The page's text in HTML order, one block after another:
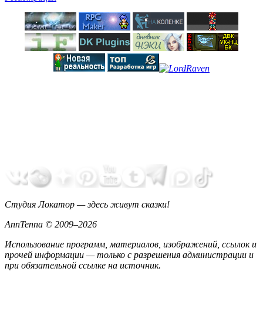
Студия Локатор — здесь живут сказки!
AnnTenna © 2009–2026
Использование программ, материалов, изображений, ссылок и
прочей информации — только с разрешения администрации и
при обязательной ссылке на источник.